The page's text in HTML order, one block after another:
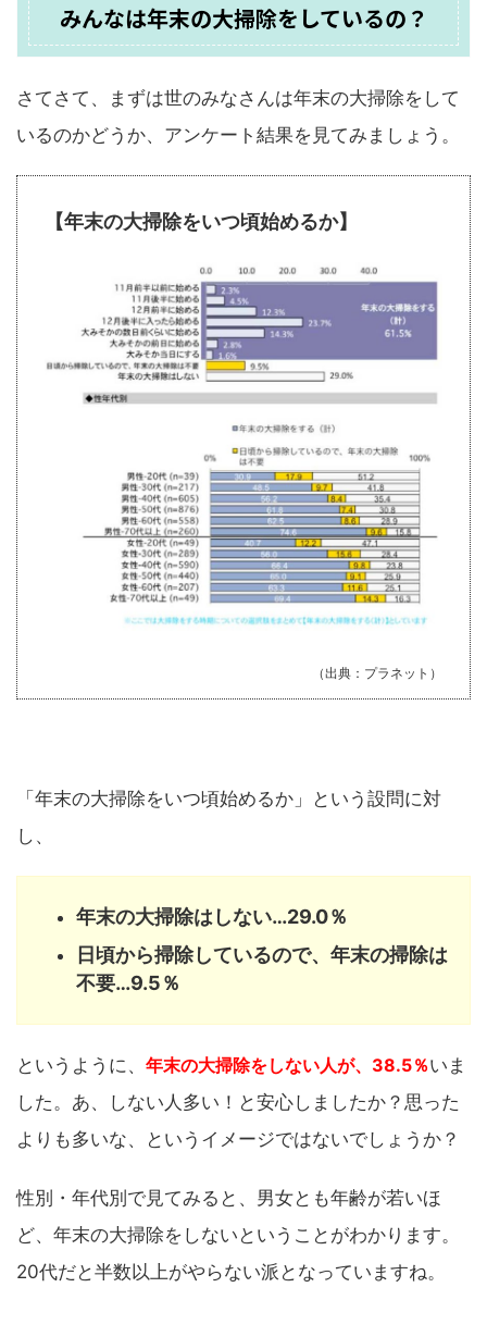
みんなは年末の大掃除をしているの？
さてさて、まずは世のみなさんは年末の大掃除をして
いるのかどうか、アンケート結果を見てみましょう。
【年末の大掃除をいつ頃始めるか】
（出典：プラネット）
「年末の大掃除をいつ頃始めるか」という設問に対
し、
年末の大掃除はしない…29.0％
日頃から掃除しているので、年末の掃除は
不要…9.5％
というように、 年末の大掃除をしない人が、38.5％いま
した。あ、しない人多い！と安心しましたか？思った
よりも多いな、というイメージではないでしょうか？
性別・年代別で見てみると、男女とも年齢が若いほ
ど、年末の大掃除をしないということがわかります。
20代だと半数以上がやらない派となっていますね。